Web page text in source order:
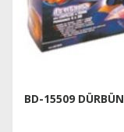
BD-15509 DÜRBÜN